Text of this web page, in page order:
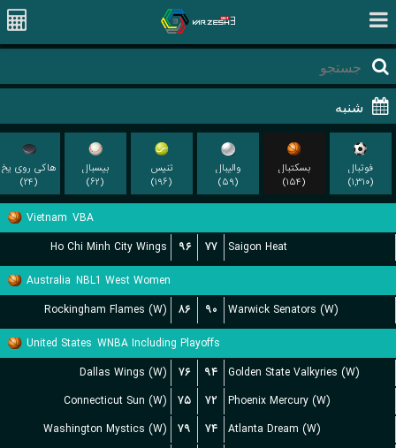
فوتبال
(۱,۳۱۰)
بسکتبال
(۱۵۴)
والیبال
(۵۹)
تنیس
(۱۹۶)
بیسبال
(۶۲)
هاکی روی یخ
(۲۴)
Vietnam VBA
Ho Chi Minh City Wings
۹۶ ۷۷
Saigon Heat
Australia NBL1 West Women
Rockingham Flames (W)
۸۶ ۹۰
Warwick Senators (W)
United States WNBA Including Playoffs
Dallas Wings (W)
۷۶ ۹۴
Golden State Valkyries (W)
Connecticut Sun (W)
۷۵ ۷۲
Phoenix Mercury (W)
Washington Mystics (W)
۷۹ ۷۴
Atlanta Dream (W)